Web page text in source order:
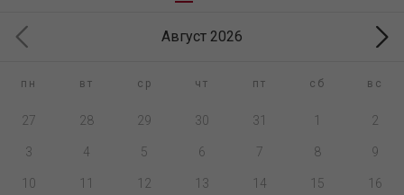
Август 2026
пн вт ср чт пт сб вс
27 28 29 30 31 1 2
3 4 5 6 7 8 9
10 11 12 13 14 15 16